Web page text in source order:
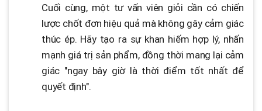
Cuối cùng, một tư vấn viên giỏi cần có chiến
lược chốt đơn hiệu quả mà không gây cảm giác
thúc ép. Hãy tạo ra sự khan hiếm hợp lý, nhấn
mạnh giá trị sản phẩm, đồng thời mang lại cảm
giác "ngay bây giờ là thời điểm tốt nhất để
quyết định".